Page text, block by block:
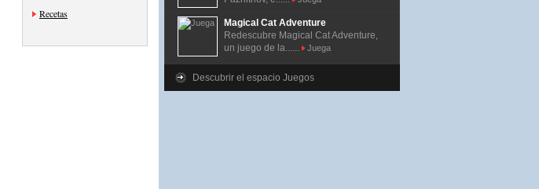
Recetas
Magical Cat Adventure
Redescubre Magical Cat Adventure,
un juego de la......
Juega
Descubrir el espacio Juegos